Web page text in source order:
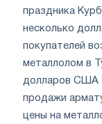
праздника
несколько
покупателей
металлолом в
долларов США
продажи
цены на